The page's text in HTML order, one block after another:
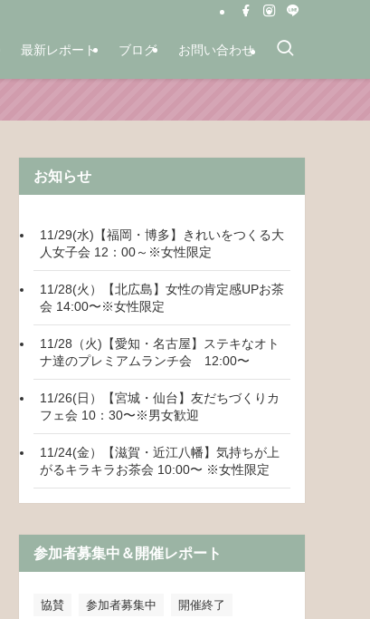
最新レポート ブログ お問い合わせ
お知らせ
11/29(水)【福岡・博多】きれいをつくる大
人女子会 12：00～※女性限定
11/28(火）【北広島】女性の肯定感UPお茶
会 14:00〜※女性限定
11/28（火)【愛知・名古屋】ステキなオト
ナ達のプレミアムランチ会 12:00〜
11/26(日）【宮城・仙台】友だちづくりカ
フェ会 10：30〜※男女歓迎
11/24(金）【滋賀・近江八幡】気持ちが上
がるキラキラお茶会 10:00〜 ※女性限定
参加者募集中＆開催レポート
協賛 参加者募集中 開催終了